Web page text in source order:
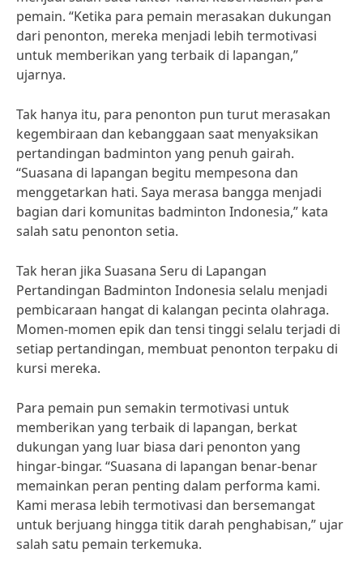
pemain. “Ketika para pemain merasakan dukungan
dari penonton, mereka menjadi lebih termotivasi
untuk memberikan yang terbaik di lapangan,”
ujarnya.
Tak hanya itu, para penonton pun turut merasakan
kegembiraan dan kebanggaan saat menyaksikan
pertandingan badminton yang penuh gairah.
“Suasana di lapangan begitu mempesona dan
menggetarkan hati. Saya merasa bangga menjadi
bagian dari komunitas badminton Indonesia,” kata
salah satu penonton setia.
Tak heran jika Suasana Seru di Lapangan
Pertandingan Badminton Indonesia selalu menjadi
pembicaraan hangat di kalangan pecinta olahraga.
Momen-momen epik dan tensi tinggi selalu terjadi di
setiap pertandingan, membuat penonton terpaku di
kursi mereka.
Para pemain pun semakin termotivasi untuk
memberikan yang terbaik di lapangan, berkat
dukungan yang luar biasa dari penonton yang
hingar-bingar. “Suasana di lapangan benar-benar
memainkan peran penting dalam performa kami.
Kami merasa lebih termotivasi dan bersemangat
untuk berjuang hingga titik darah penghabisan,” ujar
salah satu pemain terkemuka.